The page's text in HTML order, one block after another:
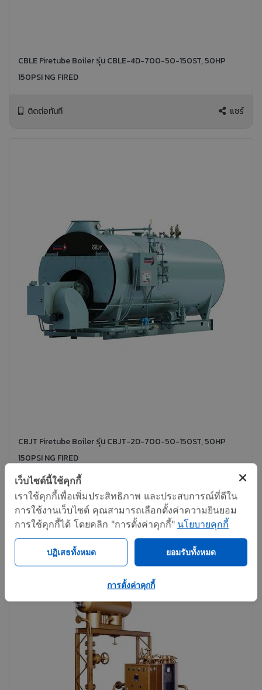
CBLE Firetube Boiler รุ่น CBLE-4D-700-50-150ST, 50HP
150PSI NG FIRED
ติดต่อทันที แชร์
CBJT Firetube Boiler รุ่น CBJT-2D-700-50-150ST, 50HP
150PSI NG FIRED
ติดต่อทันที แชร์
เว็บไซต์นี้ใช้คุกกี้
เราใช้คุกกี้เพื่อเพิ่มประสิทธิภาพ และประสบการณ์ที่ดีใน
การใช้งานเว็บไซต์ คุณสามารถเลือกตั้งค่าความยินยอม
การใช้คุกกี้ได้ โดยคลิก "การตั้งค่าคุกกี้" นโยบายคุกกี้
ปฏิเสธทั้งหมด ยอมรับทั้งหมด
การตั้งค่าคุกกี้